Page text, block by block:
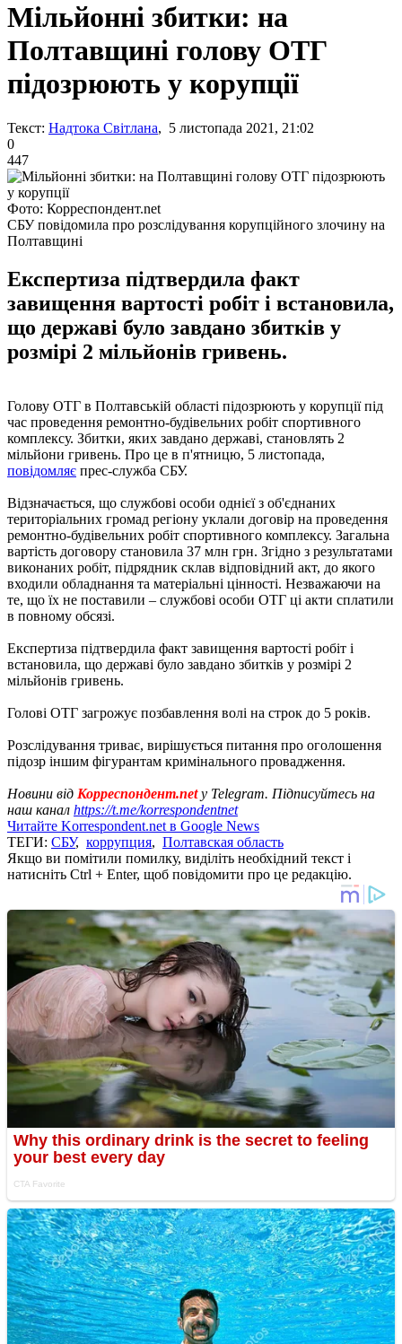
Мільйонні збитки: на
Полтавщині голову ОТГ
підозрюють у корупції
Текст: Надтока Світлана, 5 листопада 2021, 21:02
0
447
Фото: Корреспондент.net
СБУ повідомила про розслідування корупційного злочину на
Полтавщині
Експертиза підтвердила факт
завищення вартості робіт і встановила,
що державі було завдано збитків у
розмірі 2 мільйонів гривень.
Голову ОТГ в Полтавській області підозрюють у корупції під
час проведення ремонтно-будівельних робіт спортивного
комплексу. Збитки, яких завдано державі, становлять 2
мільйони гривень. Про це в п'ятницю, 5 листопада,
повідомляє прес-служба СБУ.
Відзначається, що службові особи однієї з об'єднаних
територіальних громад регіону уклали договір на проведення
ремонтно-будівельних робіт спортивного комплексу. Загальна
вартість договору становила 37 млн ​​грн. Згідно з результатами
виконаних робіт, підрядник склав відповідний акт, до якого
входили обладнання та матеріальні цінності. Незважаючи на
те, що їх не поставили – службові особи ОТГ ці акти сплатили
в повному обсязі.
Експертиза підтвердила факт завищення вартості робіт і
встановила, що державі було завдано збитків у розмірі 2
мільйонів гривень.
Голові ОТГ загрожує позбавлення волі на строк до 5 років.
Розслідування триває, вирішується питання про оголошення
підозр іншим фігурантам кримінального провадження.
Новини від Корреспондент.netу Telegram. Підписуйтесь на
наш канал https://t.me/korrespondentnet
Читайте Korrespondent.net в Google News
ТЕГИ: СБУ, коррупция, Полтавская область
Якщо ви помітили помилку, виділіть необхідний текст і
натисніть Ctrl + Enter, щоб повідомити про це редакцію.